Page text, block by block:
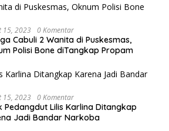
15, 2023 0 Komentar
Cabuli 2 Wanita di Puskesmas,
Polisi Bone diTangkap Propam
15, 2023 0 Komentar
Pedangdut Lilis Karlina Ditangkap
Jadi Bandar Narkoba